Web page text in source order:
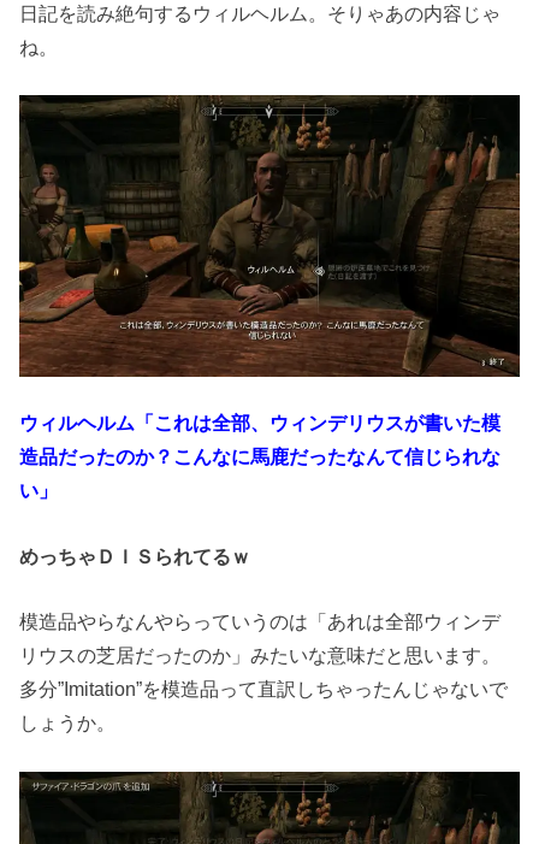
日記を読み絶句するウィルヘルム。そりゃあの内容じゃ
ね。
ウィルヘルム「これは全部、ウィンデリウスが書いた模
造品だったのか？こんなに馬鹿だったなんて信じられな
い」
めっちゃＤＩＳられてるｗ
模造品やらなんやらっていうのは「あれは全部ウィンデ
リウスの芝居だったのか」みたいな意味だと思います。
多分”Imitation”を模造品って直訳しちゃったんじゃないで
しょうか。